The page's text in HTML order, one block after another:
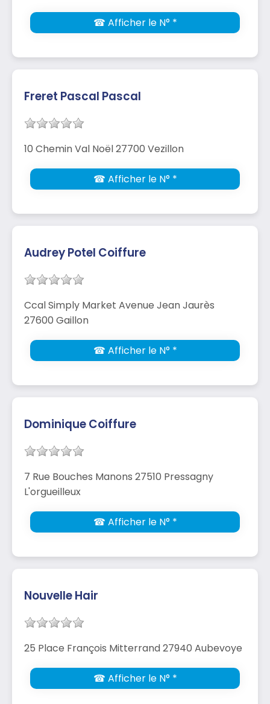
☎ Afficher le N° *
Freret Pascal Pascal
10 Chemin Val Noël 27700 Vezillon
☎ Afficher le N° *
Audrey Potel Coiffure
Ccal Simply Market Avenue Jean Jaurès
27600 Gaillon
☎ Afficher le N° *
Dominique Coiffure
7 Rue Bouches Manons 27510 Pressagny
L'orgueilleux
☎ Afficher le N° *
Nouvelle Hair
25 Place François Mitterrand 27940 Aubevoye
☎ Afficher le N° *